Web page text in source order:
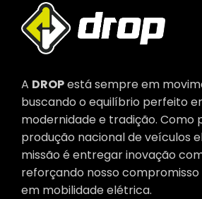
A DROPestá sempre em
buscando o equilíbrio perfeito
modernidade e tradição. Como
produção nacional de veículos
missão é entregar inovação
reforçando nosso
em mobilidade elétrica.